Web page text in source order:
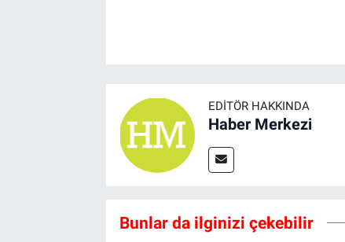
EDITÖR HAKKINDA
Haber Merkezi
Bunlar da ilginizi çekebilir